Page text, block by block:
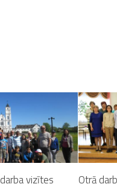
vizītes
Otrā